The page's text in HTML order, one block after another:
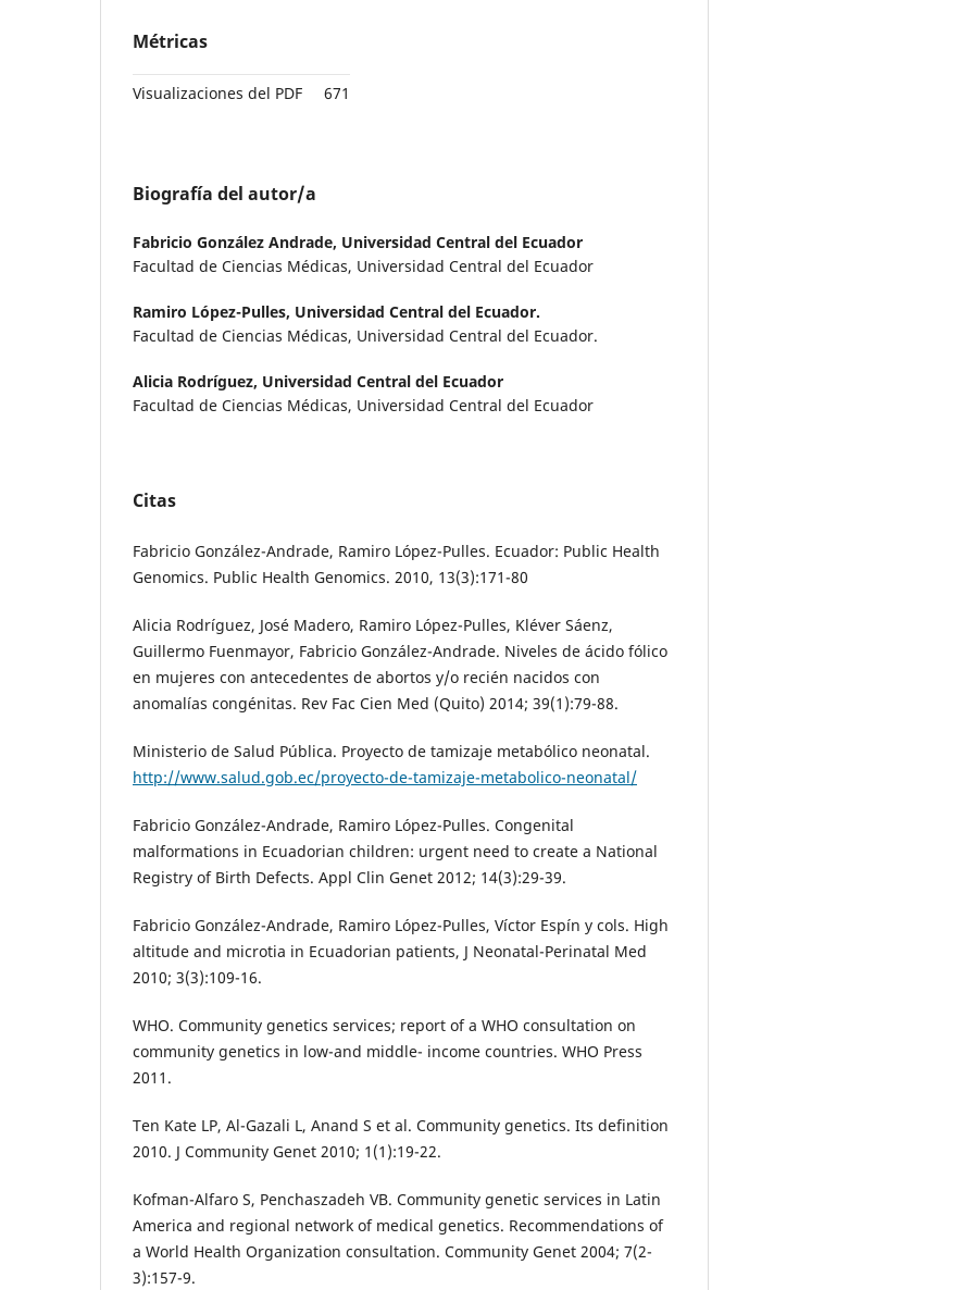
Métricas
Visualizaciones del PDF 671
Biografía del autor/a
Fabricio González Andrade, Universidad Central del Ecuador
Facultad de Ciencias Médicas, Universidad Central del Ecuador
Ramiro López-Pulles, Universidad Central del Ecuador.
Facultad de Ciencias Médicas, Universidad Central del Ecuador.
Alicia Rodríguez, Universidad Central del Ecuador
Facultad de Ciencias Médicas, Universidad Central del Ecuador
Citas
Fabricio González-Andrade, Ramiro López-Pulles. Ecuador: Public Health
Genomics. Public Health Genomics. 2010, 13(3):171-80
Alicia Rodríguez, José Madero, Ramiro López-Pulles, Kléver Sáenz,
Guillermo Fuenmayor, Fabricio González-Andrade. Niveles de ácido fólico
en mujeres con antecedentes de abortos y/o recién nacidos con
anomalías congénitas. Rev Fac Cien Med (Quito) 2014; 39(1):79-88.
Ministerio de Salud Pública. Proyecto de tamizaje metabólico neonatal.
http://www.salud.gob.ec/proyecto-de-tamizaje-metabolico-neonatal/
Fabricio González-Andrade, Ramiro López-Pulles. Congenital
malformations in Ecuadorian children: urgent need to create a National
Registry of Birth Defects. Appl Clin Genet 2012; 14(3):29-39.
Fabricio González-Andrade, Ramiro López-Pulles, Víctor Espín y cols. High
altitude and microtia in Ecuadorian patients, J Neonatal-Perinatal Med
2010; 3(3):109-16.
WHO. Community genetics services; report of a WHO consultation on
community genetics in low-and middle- income countries. WHO Press
2011.
Ten Kate LP, Al-Gazali L, Anand S et al. Community genetics. Its definition
2010. J Community Genet 2010; 1(1):19-22.
Kofman-Alfaro S, Penchaszadeh VB. Community genetic services in Latin
America and regional network of medical genetics. Recommendations of
a World Health Organization consultation. Community Genet 2004; 7(2-
3):157-9.